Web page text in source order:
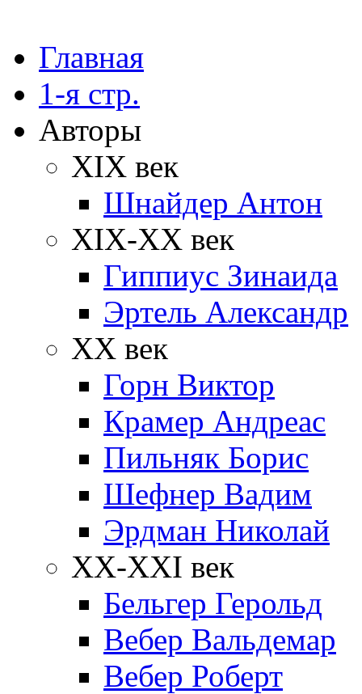
Главная
1-я стр.
Авторы
XIX век
Шнайдер Антон
XIX-XX век
Гиппиус Зинаида
Эртель Александр
XX век
Горн Виктор
Крамер Андреас
Пильняк Борис
Шефнер Вадим
Эрдман Николай
ХХ-XXI век
Бельгер Герольд
Вебер Вальдемар
Вебер Роберт